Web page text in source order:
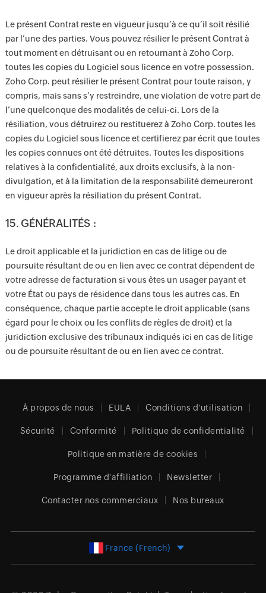
Le présent Contrat reste en vigueur jusqu’à ce qu’il soit résilié
par l’une des parties. Vous pouvez résilier le présent Contrat à
tout moment en détruisant ou en retournant à Zoho Corp.
toutes les copies du Logiciel sous licence en votre possession.
Zoho Corp. peut résilier le présent Contrat pour toute raison, y
compris, mais sans s’y restreindre, une violation de votre part de
l’une quelconque des modalités de celui-ci. Lors de la
résiliation, vous détruirez ou restituerez à Zoho Corp. toutes les
copies du Logiciel sous licence et certifierez par écrit que toutes
les copies connues ont été détruites. Toutes les dispositions
relatives à la confidentialité, aux droits exclusifs, à la non-
divulgation, et à la limitation de la responsabilité demeureront
en vigueur après la résiliation du présent Contrat.
15. GÉNÉRALITÉS :
Le droit applicable et la juridiction en cas de litige ou de
poursuite résultant de ou en lien avec ce contrat dépendent de
votre adresse de facturation si vous êtes un usager payant et
votre État ou pays de résidence dans tous les autres cas. En
conséquence, chaque partie accepte le droit applicable (sans
égard pour le choix ou les conflits de règles de droit) et la
juridiction exclusive des tribunaux indiqués ici en cas de litige
ou de poursuite résultant de ou en lien avec ce contrat.
À propos de nous EULA Conditions d'utilisation
Sécurité Conformité Politique de confidentialité
Politique en matière de cookies
Programme d'affiliation Newsletter
Contacter nos commerciaux Nos bureaux
France (French)